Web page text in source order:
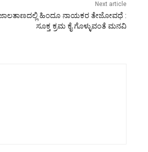
Next article
ಹಿಂದೂ ನಾಯಕರ ತೇಜೋವಧೆ :
ಸೂಕ್ತ ಕ್ರಮ ಕೈ ಗೊಳ್ಳುವಂತೆ ಮನವಿ